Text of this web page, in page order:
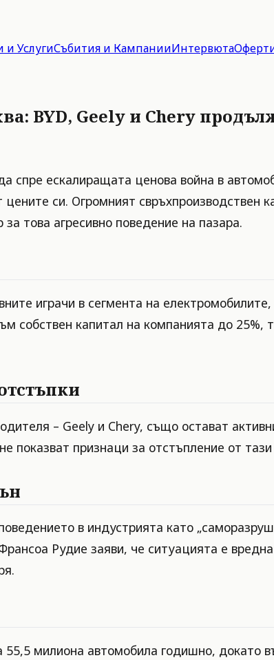
и УслугиСъбития и КампанииИнтервюта
BYD, Geely и Chery
спре ескалиращата ценова война в
си. Огромният свръхпроизводствен
това агресивно поведение на пазара.
играчи в сегмента на
собствен капитал на компанията до
– Geely и Chery, също остават
показват признаци за отстъпление от тази
в индустрията като
Рудие заяви, че ситуацията е
55,5 милиона автомобила годишно, докато